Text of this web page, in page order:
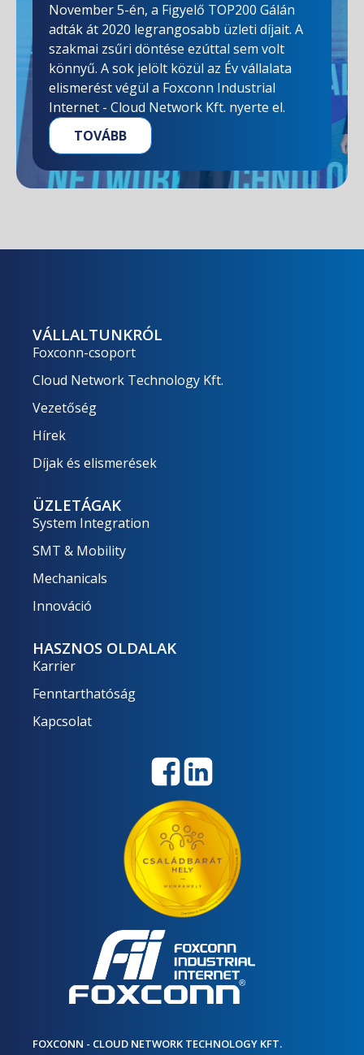
November 5-én, a Figyelő TOP200 Gálán
adták át 2020 legrangosabb üzleti díjait. A
szakmai zsűri döntése ezúttal sem volt
könnyű. A sok jelölt közül az Év vállalata
elismerést végül a Foxconn Industrial
Internet - Cloud Network Kft. nyerte el.
TOVÁBB
VÁLLALTUNKRÓL
Foxconn-csoport
Cloud Network Technology Kft.
Vezetőség
Hírek
Díjak és elismerések
ÜZLETÁGAK
System Integration
SMT & Mobility
Mechanicals
Innováció
HASZNOS OLDALAK
Karrier
Fenntarthatóság
Kapcsolat
FOXCONN - CLOUD NETWORK TECHNOLOGY KFT.